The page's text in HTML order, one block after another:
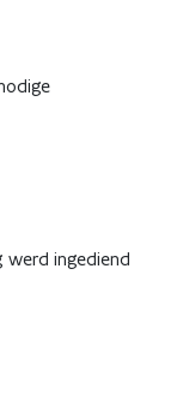
werd ingediend